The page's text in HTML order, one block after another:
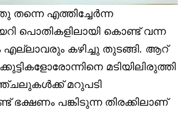
എത്തിച്ചേർന്ന
പൊതികളിലായി കൊണ്ട് വന്ന
എല്ലാവരും കഴിച്ചു തുടങ്ങി. ആറ്
മടിയിലിരുത്തി
മറുപടി
പങ്കിടുന്ന തിരക്കിലാണ്